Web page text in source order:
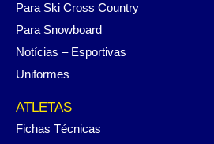
Para Ski Cross Country
Para Snowboard
Notícias – Esportivas
Uniformes
ATLETAS
Fichas Técnicas